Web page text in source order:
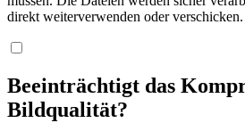
direkt weiterverwenden oder verschicken.
Beeinträchtigt das
Bildqualität?